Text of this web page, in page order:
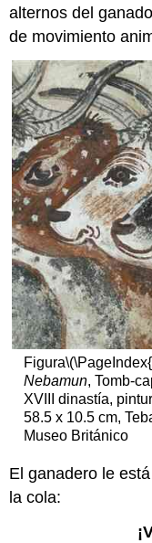
alternos del
de movimiento
Figura
Nebamun, Tomb-
XVIII dinastía,
58.5 x 10.5 cm,
Museo Británico
El ganadero le
la cola: